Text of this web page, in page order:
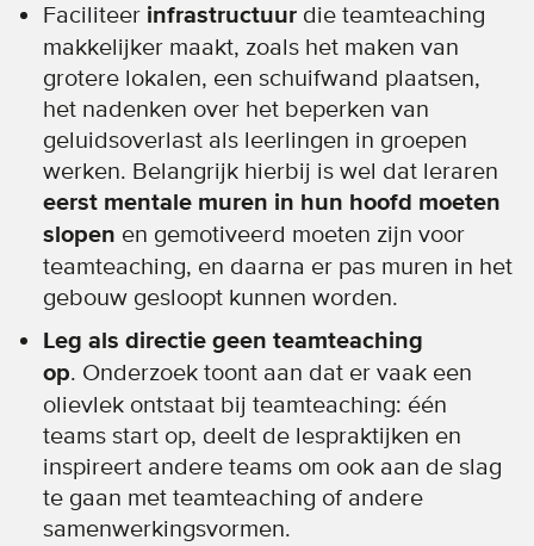
Faciliteer infrastructuur die teamteaching
makkelijker maakt, zoals het maken van
grotere lokalen, een schuifwand plaatsen,
het nadenken over het beperken van
geluidsoverlast als leerlingen in groepen
werken. Belangrijk hierbij is wel dat leraren
eerst mentale muren in hun hoofd moeten
slopen en gemotiveerd moeten zijn voor
teamteaching, en daarna er pas muren in het
gebouw gesloopt kunnen worden.
Leg als directie geen teamteaching
op. Onderzoek toont aan dat er vaak een
olievlek ontstaat bij teamteaching: één
teams start op, deelt de lespraktijken en
inspireert andere teams om ook aan de slag
te gaan met teamteaching of andere
samenwerkingsvormen.